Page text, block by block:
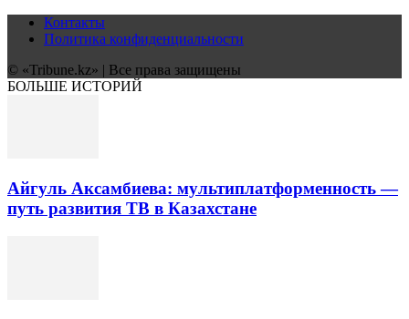
Контакты
Политика конфиденциальности
© «Tribune.kz» | Все права защищены
БОЛЬШЕ ИСТОРИЙ
Айгуль Аксамбиева: мультиплатформенность —
путь развития ТВ в Казахстане